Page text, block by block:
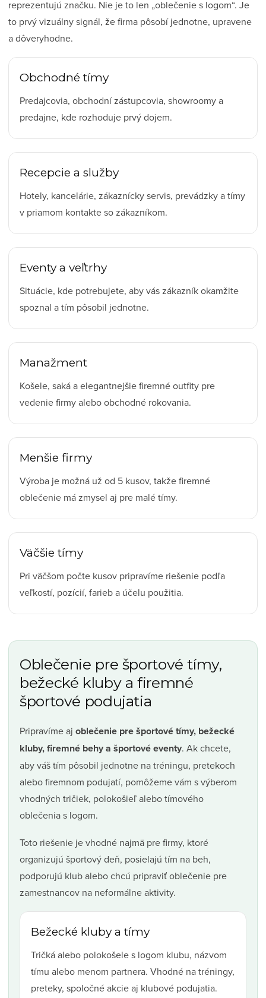
reprezentujú značku. Nie je to len „oblečenie s logom“. Je
to prvý vizuálny signál, že firma pôsobí jednotne, upravene
a dôveryhodne.
Obchodné tímy
Predajcovia, obchodní zástupcovia, showroomy a
predajne, kde rozhoduje prvý dojem.
Recepcie a služby
Hotely, kancelárie, zákaznícky servis, prevádzky a tímy
v priamom kontakte so zákazníkom.
Eventy a veľtrhy
Situácie, kde potrebujete, aby vás zákazník okamžite
spoznal a tím pôsobil jednotne.
Manažment
Košele, saká a elegantnejšie firemné outfity pre
vedenie firmy alebo obchodné rokovania.
Menšie firmy
Výroba je možná už od 5 kusov, takže firemné
oblečenie má zmysel aj pre malé tímy.
Väčšie tímy
Pri väčšom počte kusov pripravíme riešenie podľa
veľkostí, pozícií, farieb a účelu použitia.
Oblečenie pre športové tímy,
bežecké kluby a firemné
športové podujatia
Pripravíme aj oblečenie pre športové tímy, bežecké
kluby, firemné behy a športové eventy. Ak chcete,
aby váš tím pôsobil jednotne na tréningu, pretekoch
alebo firemnom podujatí, pomôžeme vám s výberom
vhodných tričiek, polokošieľ alebo tímového
oblečenia s logom.
Toto riešenie je vhodné najmä pre firmy, ktoré
organizujú športový deň, posielajú tím na beh,
podporujú klub alebo chcú pripraviť oblečenie pre
zamestnancov na neformálne aktivity.
Bežecké kluby a tímy
Tričká alebo polokošele s logom klubu, názvom
tímu alebo menom partnera. Vhodné na tréningy,
preteky, spoločné akcie aj klubové podujatia.